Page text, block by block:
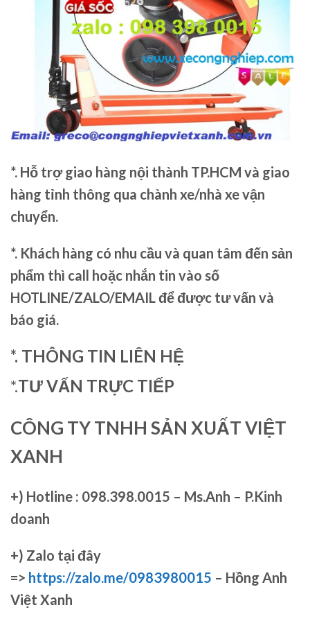
*. Hỗ trợ giao hàng nội thành TP.HCM và giao
hàng tỉnh thông qua chành xe/nhà xe vận
chuyển.
*. Khách hàng có nhu cầu và quan tâm đến sản
phẩm thì call hoặc nhắn tin vào số
HOTLINE/ZALO/EMAIL để được tư vấn và
báo giá.
*. THÔNG TIN LIÊN HỆ
*.TƯ VẤN TRỰC TIẾP
CÔNG TY TNHH SẢN XUẤT VIỆT
XANH
+) Hotline : 098.398.0015 – Ms.Anh – P.Kinh
doanh
+) Zalo tại đây
=> https://zalo.me/0983980015 – Hồng Anh
Việt Xanh